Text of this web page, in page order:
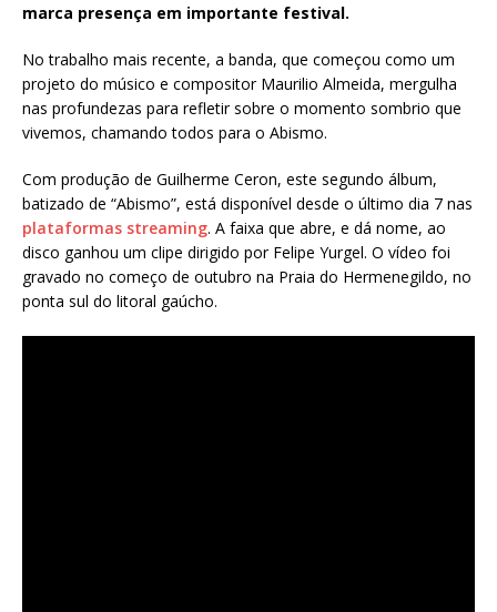
marca presença em importante festival.
No trabalho mais recente, a banda, que começou como um
projeto do músico e compositor Maurilio Almeida, mergulha
nas profundezas para refletir sobre o momento sombrio que
vivemos, chamando todos para o Abismo.
Com produção de Guilherme Ceron, este segundo álbum,
batizado de “Abismo”, está disponível desde o último dia 7 nas
plataformas streaming. A faixa que abre, e dá nome, ao
disco ganhou um clipe dirigido por Felipe Yurgel. O vídeo foi
gravado no começo de outubro na Praia do Hermenegildo, no
ponta sul do litoral gaúcho.